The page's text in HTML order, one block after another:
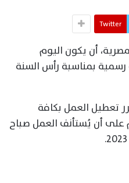
Twitter
أن يكون اليوم
2023، عطلة رسمية بمناسبة رأس السنة
تعطيل العمل بكافة
على أن يُستأنف العمل صباح